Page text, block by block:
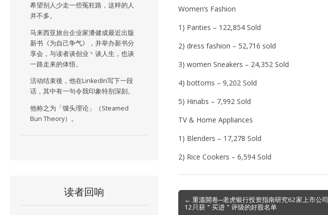
Women’s Fashion
1) Panties – 122,854 Sold
2) dress fashion – 52,716 sold
3) women Sneakers – 24,352 Sold
4) bottoms – 9,202 Sold
5) Hinabs – 7,992 Sold
TV & Home Appliances
1) Blenders – 17,278 Sold
2) Rice Cookers – 6,594 Sold
Post
navigation
← 重溫開卷─老虎银行投资指南研究62家上市公司
12只获＂买进＂评级的好股名单
希望别人少走一些冤枉路，这样的人
并不多。
马来西亚旅台企业家潘健成最近出版
新书《为自己争气》，并举办新书分
享会，与读者谈创业丶谈人生，也谈
一路走来的体悟。
活动结束後，他在LinkedIn写下一段
话，其中有一句令我印象特别深刻。
他称之为「馒头理论」（Steamed
Bun Theory）。
读者回响